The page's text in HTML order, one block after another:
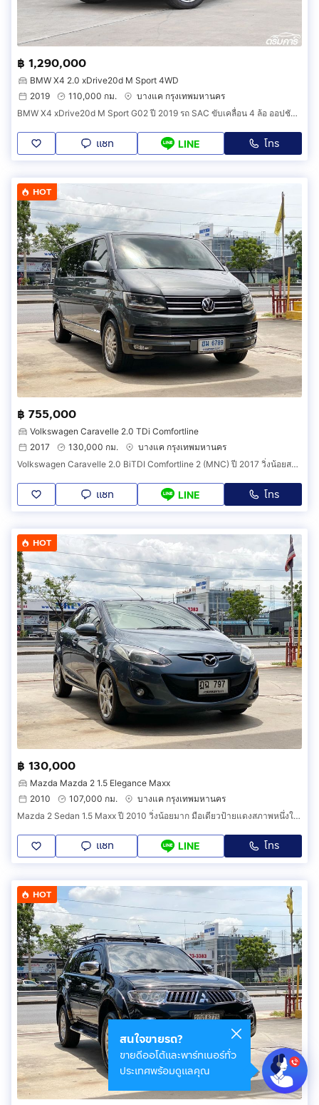
฿ 1,290,000
BMW X4 2.0 xDrive20d M Sport 4WD
2019
110,000 กม.
บางแค กรุงเทพมหานคร
BMW X4 xDrive20d M Sport G02 ปี 2019 รถ SAC ขับเคลื่อน 4 ล้อ ออปชันเต็ม หลังคาแก้ว ประหยัดจากป้ายแดง (รหัสสินค้า AEAE)
แชท LINE โทร
HOT
฿ 755,000
Volkswagen Caravelle 2.0 TDi Comfortline
2017
130,000 กม.
บางแค กรุงเทพมหานคร
Volkswagen Caravelle 2.0 BiTDI Comfortline 2 (MNC) ปี 2017 วิ่งน้อยสภาพสวยหายาก ราคาถูก
แชท LINE โทร
HOT
฿ 130,000
Mazda Mazda 2 1.5 Elegance Maxx
2010
107,000 กม.
บางแค กรุงเทพมหานคร
Mazda 2 Sedan 1.5 Maxx ปี 2010 วิ่งน้อยมาก มือเดียวป้ายแดงสภาพหนึ่งในร้อย ราคาถูก
แชท LINE โทร
HOT
สนใจขายรถ?
ขายดีออโต้และพาร์ทเนอร์ทั่ว
ประเทศพร้อมดูแลคุณ